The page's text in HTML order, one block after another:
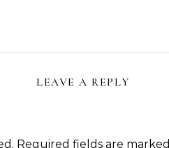
LEAVE A REPLY
Required fields are marked